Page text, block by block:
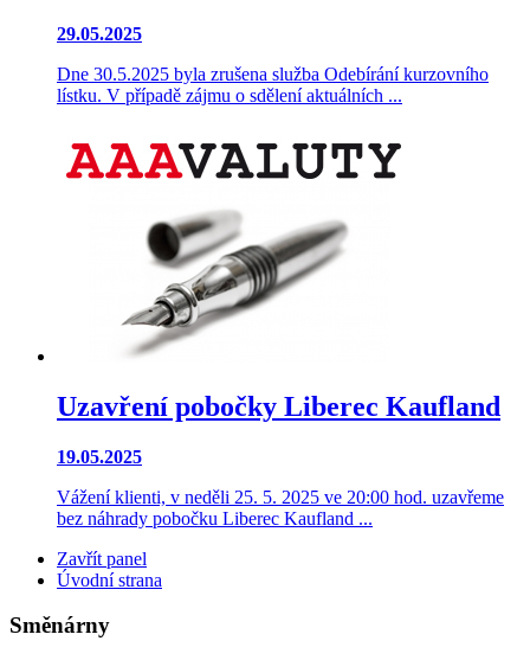
29.05.2025
Dne 30.5.2025 byla zrušena služba Odebírání kurzovního
lístku. V případě zájmu o sdělení aktuálních ...
Uzavření pobočky Liberec Kaufland
19.05.2025
Vážení klienti, v neděli 25. 5. 2025 ve 20:00 hod. uzavřeme
bez náhrady pobočku Liberec Kaufland ...
Zavřít panel
Úvodní strana
Směnárny